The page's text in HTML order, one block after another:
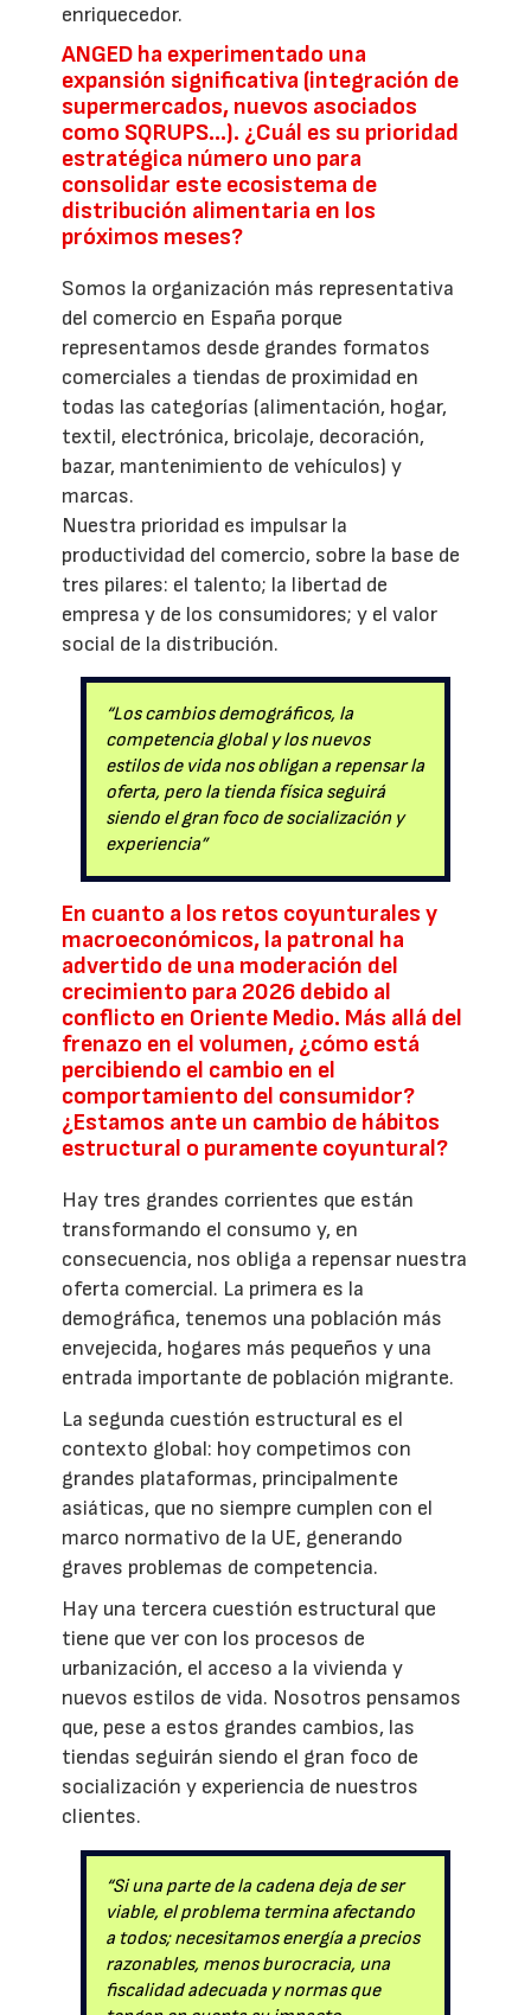
enriquecedor.
ANGED ha experimentado una
expansión significativa (integración de
supermercados, nuevos asociados
como SQRUPS...). ¿Cuál es su prioridad
estratégica número uno para
consolidar este ecosistema de
distribución alimentaria en los
próximos meses?
Somos la organización más representativa
del comercio en España porque
representamos desde grandes formatos
comerciales a tiendas de proximidad en
todas las categorías (alimentación, hogar,
textil, electrónica, bricolaje, decoración,
bazar, mantenimiento de vehículos) y
marcas.
Nuestra prioridad es impulsar la
productividad del comercio, sobre la base de
tres pilares: el talento; la libertad de
empresa y de los consumidores; y el valor
social de la distribución.
“Los cambios demográficos, la
competencia global y los nuevos
estilos de vida nos obligan a repensar la
oferta, pero la tienda física seguirá
siendo el gran foco de socialización y
experiencia”
En cuanto a los retos coyunturales y
macroeconómicos, la patronal ha
advertido de una moderación del
crecimiento para 2026 debido al
conflicto en Oriente Medio. Más allá del
frenazo en el volumen, ¿cómo está
percibiendo el cambio en el
comportamiento del consumidor?
¿Estamos ante un cambio de hábitos
estructural o puramente coyuntural?
Hay tres grandes corrientes que están
transformando el consumo y, en
consecuencia, nos obliga a repensar nuestra
oferta comercial. La primera es la
demográfica, tenemos una población más
envejecida, hogares más pequeños y una
entrada importante de población migrante.
La segunda cuestión estructural es el
contexto global: hoy competimos con
grandes plataformas, principalmente
asiáticas, que no siempre cumplen con el
marco normativo de la UE, generando
graves problemas de competencia.
Hay una tercera cuestión estructural que
tiene que ver con los procesos de
urbanización, el acceso a la vivienda y
nuevos estilos de vida. Nosotros pensamos
que, pese a estos grandes cambios, las
tiendas seguirán siendo el gran foco de
socialización y experiencia de nuestros
clientes.
“Si una parte de la cadena deja de ser
viable, el problema termina afectando
a todos; necesitamos energía a precios
razonables, menos burocracia, una
fiscalidad adecuada y normas que